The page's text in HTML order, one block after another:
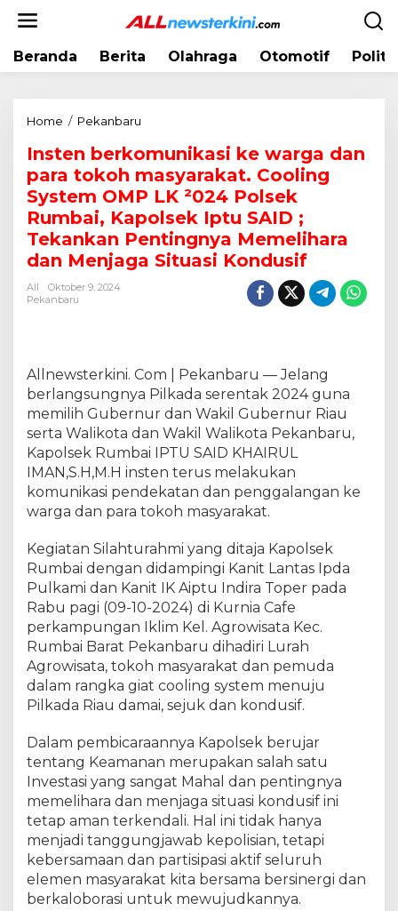
Beranda Berita Olahraga Otomotif
Home / Pekanbaru
s
t
e
b
e
r
i
s
i
k
e
w
a
g
a
d
a
n
p
a
r
a
t
k
o
h
m
y
a
r
a
Insten berkomunikasi ke warga dan
para tokoh masyarakat. Cooling
System OMP LK ²024 Polsek
Rumbai, Kapolsek Iptu SAID ;
Tekankan Pentingnya Memelihara
dan Menjaga Situasi Kondusif
All
Oktober 9, 2024
Pekanbaru
Allnewsterkini. Com | Pekanbaru — Jelang
berlangsungnya Pilkada serentak 2024 guna
memilih Gubernur dan Wakil Gubernur Riau
serta Walikota dan Wakil Walikota Pekanbaru,
Kapolsek Rumbai IPTU SAID KHAIRUL
IMAN,S.H,M.H insten terus melakukan
komunikasi pendekatan dan penggalangan ke
warga dan para tokoh masyarakat.
Kegiatan Silahturahmi yang ditaja Kapolsek
Rumbai dengan didampingi Kanit Lantas Ipda
Pulkami dan Kanit IK Aiptu Indira Toper pada
Rabu pagi (09-10-2024) di Kurnia Cafe
perkampungan Iklim Kel. Agrowisata Kec.
Rumbai Barat Pekanbaru dihadiri Lurah
Agrowisata, tokoh masyarakat dan pemuda
dalam rangka giat cooling system menuju
Pilkada Riau damai, sejuk dan kondusif.
Dalam pembicaraannya Kapolsek berujar
tentang Keamanan merupakan salah satu
Investasi yang sangat Mahal dan pentingnya
memelihara dan menjaga situasi kondusif ini
tetap aman terkendali. Hal ini tidak hanya
menjadi tanggungjawab kepolisian, tetapi
kebersamaan dan partisipasi aktif seluruh
elemen masyarakat kita bersama bersinergi dan
berkaloborasi untuk mewujudkannya.